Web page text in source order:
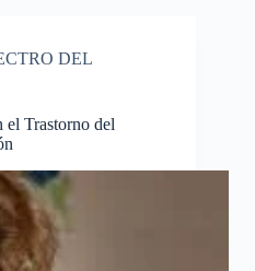
DEL
el Trastorno del